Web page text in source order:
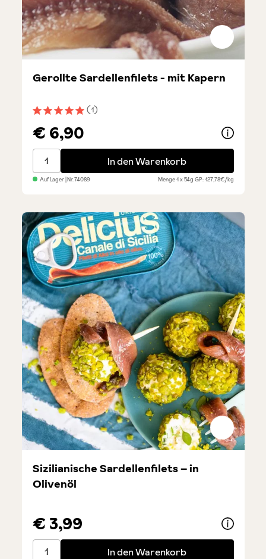
Durchschnittliche Bewertung von 5 von 5 Sternen
(1)
Gerollte Sardellenfilets - mit Kapern
€ 6,90
Gerollte Sardellenfilets - mit Kapern
In den Warenkorb
Auf Lager| Nr.74089 Menge1 x 54gGP: 127,78€/kg
Sizilianische Sardellenfilets – in
Olivenöl
€ 3,99
Sizilianische Sardellenfilets – in Olivenöl
In den Warenkorb